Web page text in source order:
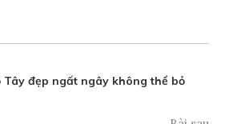
đẹp ngất ngây không thể bỏ